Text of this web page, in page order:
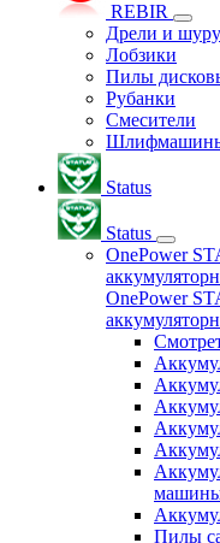
REBIR
Дрели и
Лобзики
Пилы
Рубанки
Смесители
Шлифмашины
Status
Status
OnePower
OnePower
Пилы